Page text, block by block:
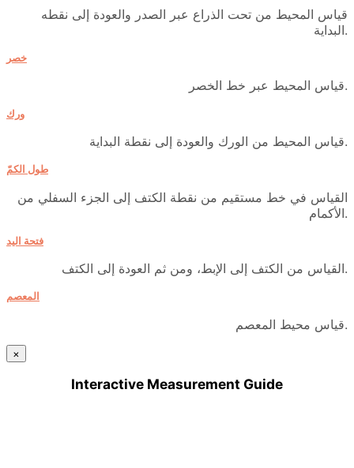
قياس المحيط من تحت الذراع عبر الصدر والعودة إلى نقطه
البداية.
خصر
قياس المحيط عبر خط الخصر.
ورك
قياس المحيط من الورك والعودة إلى نقطة البداية.
طول الكمّ
القياس في خط مستقيم من نقطة الكتف إلى الجزء السفلي من
الأكمام.
فتحة اليد
القياس من الكتف إلى الإبط، ومن ثم العودة إلى الكتف.
المعصم
قياس محيط المعصم.
×
Interactive Measurement Guide